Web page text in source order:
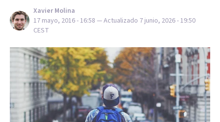
Xavier Molina
17 mayo, 2016 - 16:58 — Actualizado 7 junio, 2026 - 19:50
CEST